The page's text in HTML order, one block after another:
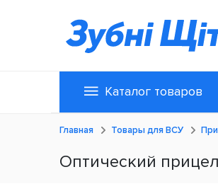
Каталог товаров
Главная Товары для ВСУ
Оптический прицел